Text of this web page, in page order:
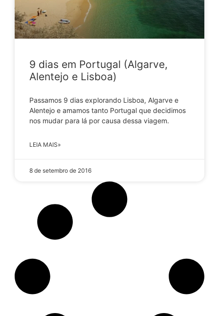
9 dias em Portugal (Algarve,
Alentejo e Lisboa)
Passamos 9 dias explorando Lisboa, Algarve e
Alentejo e amamos tanto Portugal que decidimos
nos mudar para lá por causa dessa viagem.
LEIA MAIS»
8 de setembro de 2016